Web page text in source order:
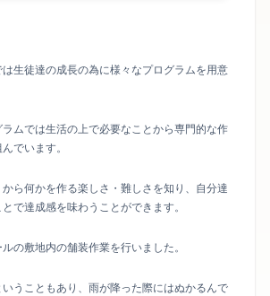
生徒達の成長の為に様々なプログラムを用意
ムでは生活の上で必要なことから専門的な作
でいます。
ら何かを作る楽しさ・難しさを知り、自分達
で達成感を味わうことができます。
の敷地内の舗装作業を行いました。
うこともあり、雨が降った際にはぬかるんで